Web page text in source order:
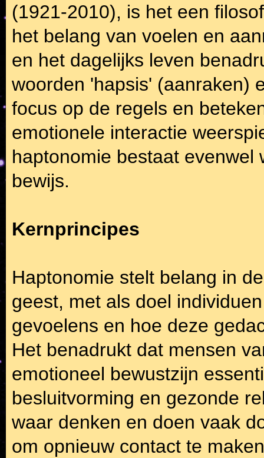
(1921-2010), is het een
het belang van voelen en
en het dagelijks leven
woorden 'hapsis' (aanraken)
focus op de regels en
emotionele interactie
haptonomie bestaat evenwel
bewijs.
Kernprincipes
Haptonomie stelt belang in
geest, met als doel
gevoelens en hoe deze
Het benadrukt dat mensen
emotioneel bewustzijn
besluitvorming en gezonde
waar denken en doen vaak
om opnieuw contact te